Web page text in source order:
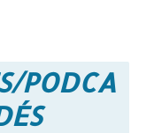
PODCA